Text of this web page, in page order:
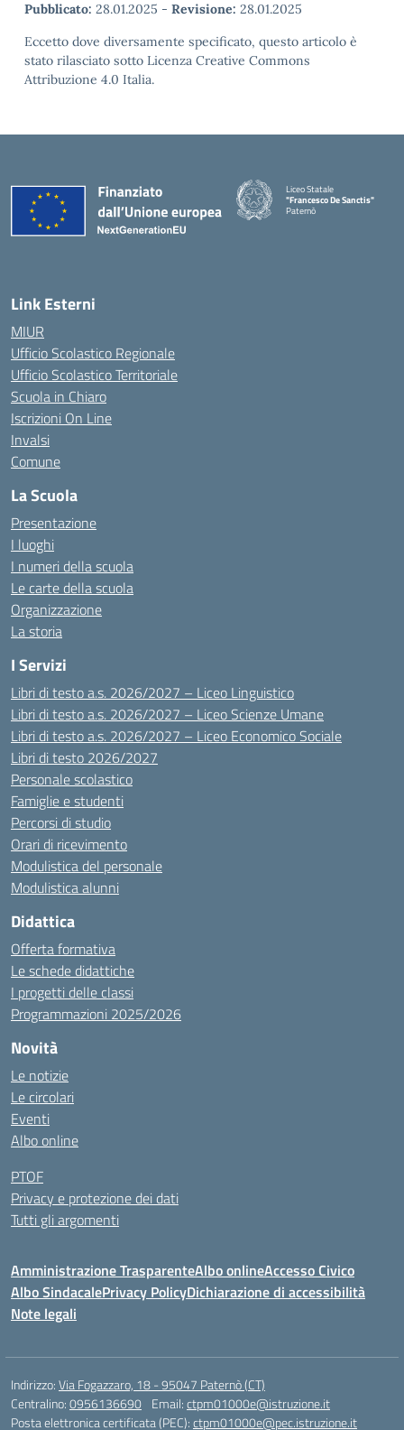
Pubblicato: 28.01.2025 - Revisione: 28.01.2025
Eccetto dove diversamente specificato, questo articolo è
stato rilasciato sotto Licenza Creative Commons
Attribuzione 4.0 Italia.
Liceo Statale
"Francesco De Sanctis"
Paternò
Link Esterni
MIUR
Ufficio Scolastico Regionale
Ufficio Scolastico Territoriale
Scuola in Chiaro
Iscrizioni On Line
Invalsi
Comune
La Scuola
Presentazione
I luoghi
I numeri della scuola
Le carte della scuola
Organizzazione
La storia
I Servizi
Libri di testo a.s. 2026/2027 – Liceo Linguistico
Libri di testo a.s. 2026/2027 – Liceo Scienze Umane
Libri di testo a.s. 2026/2027 – Liceo Economico Sociale
Libri di testo 2026/2027
Personale scolastico
Famiglie e studenti
Percorsi di studio
Orari di ricevimento
Modulistica del personale
Modulistica alunni
Didattica
Offerta formativa
Le schede didattiche
I progetti delle classi
Programmazioni 2025/2026
Novità
Le notizie
Le circolari
Eventi
Albo online
PTOF
Privacy e protezione dei dati
Tutti gli argomenti
Amministrazione TrasparenteAlbo onlineAccesso Civico
Albo SindacalePrivacy PolicyDichiarazione di accessibilità
Note legali
Indirizzo:Via Fogazzaro, 18 - 95047 Paternò (CT)
Centralino:0956136690 Email:ctpm01000e@istruzione.it
Posta elettronica certificata (PEC):ctpm01000e@pec.istruzione.it